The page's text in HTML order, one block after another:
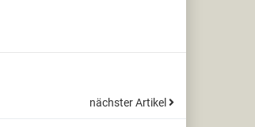
nächster Artikel